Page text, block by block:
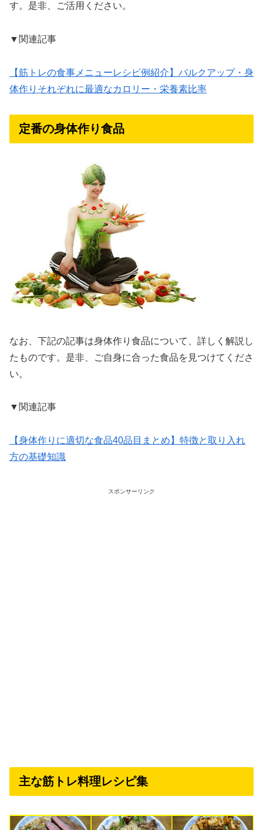
す。是非、ご活用ください。
▼関連記事
【筋トレの食事メニューレシピ例紹介】バルクアップ・身
体作りそれぞれに最適なカロリー・栄養素比率
定番の身体作り食品
なお、下記の記事は身体作り食品について、詳しく解説し
たものです。是非、ご自身に合った食品を見つけてくださ
い。
▼関連記事
【身体作りに適切な食品40品目まとめ】特徴と取り入れ
方の基礎知識
スポンサーリンク
主な筋トレ料理レシピ集